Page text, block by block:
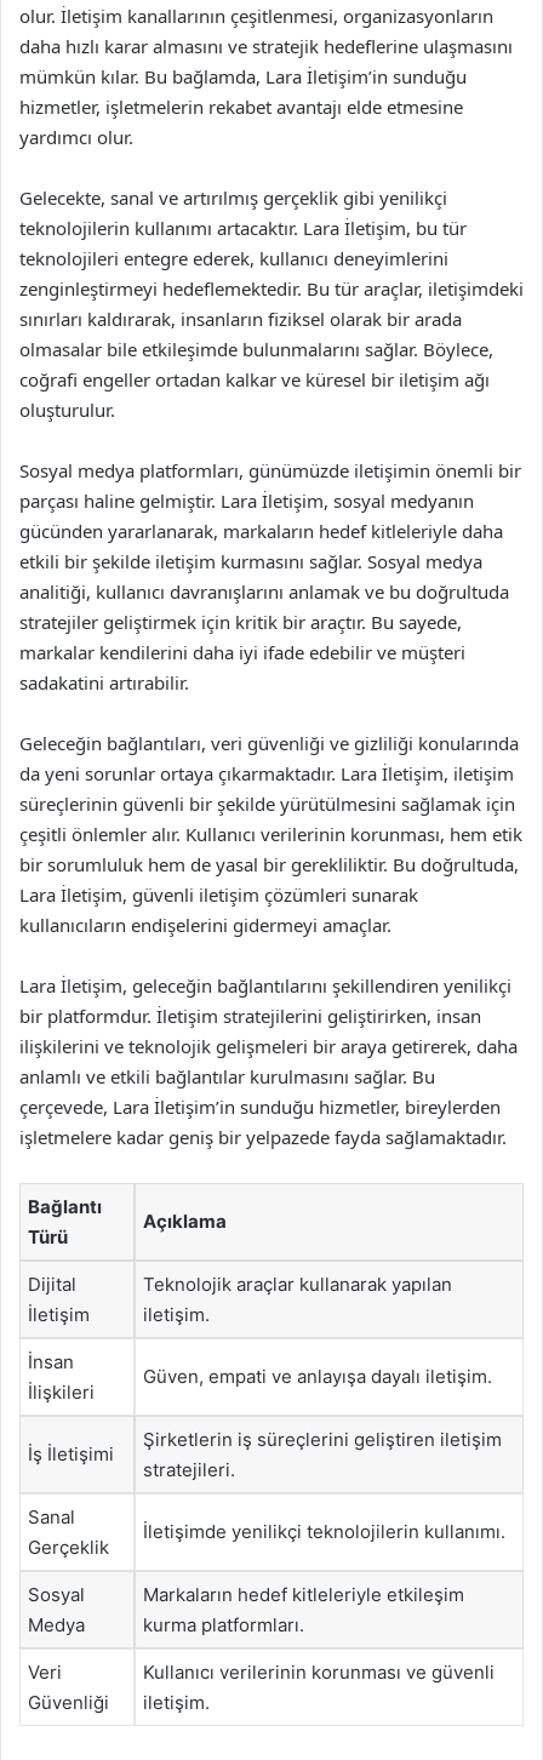
olur. İletişim kanallarının çeşitlenmesi, organizasyonların
daha hızlı karar almasını ve stratejik hedeflerine ulaşmasını
mümkün kılar. Bu bağlamda, Lara İletişim’in sunduğu
hizmetler, işletmelerin rekabet avantajı elde etmesine
yardımcı olur.
Gelecekte, sanal ve artırılmış gerçeklik gibi yenilikçi
teknolojilerin kullanımı artacaktır. Lara İletişim, bu tür
teknolojileri entegre ederek, kullanıcı deneyimlerini
zenginleştirmeyi hedeflemektedir. Bu tür araçlar, iletişimdeki
sınırları kaldırarak, insanların fiziksel olarak bir arada
olmasalar bile etkileşimde bulunmalarını sağlar. Böylece,
coğrafi engeller ortadan kalkar ve küresel bir iletişim ağı
oluşturulur.
Sosyal medya platformları, günümüzde iletişimin önemli bir
parçası haline gelmiştir. Lara İletişim, sosyal medyanın
gücünden yararlanarak, markaların hedef kitleleriyle daha
etkili bir şekilde iletişim kurmasını sağlar. Sosyal medya
analitiği, kullanıcı davranışlarını anlamak ve bu doğrultuda
stratejiler geliştirmek için kritik bir araçtır. Bu sayede,
markalar kendilerini daha iyi ifade edebilir ve müşteri
sadakatini artırabilir.
Geleceğin bağlantıları, veri güvenliği ve gizliliği konularında
da yeni sorunlar ortaya çıkarmaktadır. Lara İletişim, iletişim
süreçlerinin güvenli bir şekilde yürütülmesini sağlamak için
çeşitli önlemler alır. Kullanıcı verilerinin korunması, hem etik
bir sorumluluk hem de yasal bir gerekliliktir. Bu doğrultuda,
Lara İletişim, güvenli iletişim çözümleri sunarak
kullanıcıların endişelerini gidermeyi amaçlar.
Lara İletişim, geleceğin bağlantılarını şekillendiren yenilikçi
bir platformdur. İletişim stratejilerini geliştirirken, insan
ilişkilerini ve teknolojik gelişmeleri bir araya getirerek, daha
anlamlı ve etkili bağlantılar kurulmasını sağlar. Bu
çerçevede, Lara İletişim’in sunduğu hizmetler, bireylerden
işletmelere kadar geniş bir yelpazede fayda sağlamaktadır.
Bağlantı
Türü
Açıklama
Dijital
İletişim
Teknolojik araçlar kullanarak yapılan
iletişim.
İnsan
İlişkileri
Güven, empati ve anlayışa dayalı iletişim.
İş İletişimi
Şirketlerin iş süreçlerini geliştiren iletişim
stratejileri.
Sanal
Gerçeklik
İletişimde yenilikçi teknolojilerin kullanımı.
Sosyal
Medya
Markaların hedef kitleleriyle etkileşim
kurma platformları.
Veri
Güvenliği
Kullanıcı verilerinin korunması ve güvenli
iletişim.